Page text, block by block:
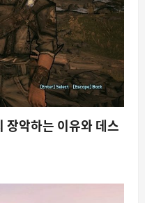
장악하는 이유와 데스